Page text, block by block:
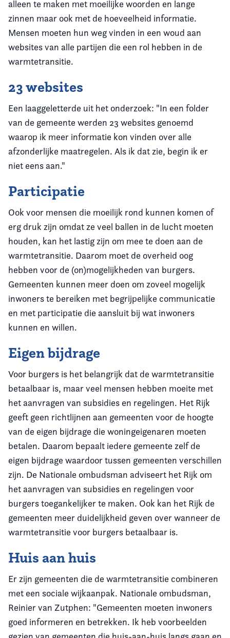
alleen te maken met moeilijke woorden en lange
zinnen maar ook met de hoeveelheid informatie.
Mensen moeten hun weg vinden in een woud aan
websites van alle partijen die een rol hebben in de
warmtetransitie.
23 websites
Een laaggeletterde uit het onderzoek: "In een folder
van de gemeente werden 23 websites genoemd
waarop ik meer informatie kon vinden over alle
afzonderlijke maatregelen. Als ik dat zie, begin ik er
niet eens aan."
Participatie
Ook voor mensen die moeilijk rond kunnen komen of
erg druk zijn omdat ze veel ballen in de lucht moeten
houden, kan het lastig zijn om mee te doen aan de
warmtetransitie. Daarom moet de overheid oog
hebben voor de (on)mogelijkheden van burgers.
Gemeenten kunnen meer doen om zoveel mogelijk
inwoners te bereiken met begrijpelijke communicatie
en met participatie die aansluit bij wat inwoners
kunnen en willen.
Eigen bijdrage
Voor burgers is het belangrijk dat de warmtetransitie
betaalbaar is, maar veel mensen hebben moeite met
het aanvragen van subsidies en regelingen. Het Rijk
geeft geen richtlijnen aan gemeenten voor de hoogte
van de eigen bijdrage die woningeigenaren moeten
betalen. Daarom bepaalt iedere gemeente zelf de
eigen bijdrage waardoor tussen gemeenten verschillen
zijn. De Nationale ombudsman adviseert het Rijk om
het aanvragen van subsidies en regelingen voor
burgers toegankelijker te maken. Ook kan het Rijk de
gemeenten meer duidelijkheid geven over wanneer de
warmtetransitie voor burgers betaalbaar is.
Huis aan huis
Er zijn gemeenten die de warmtetransitie combineren
met een sociale wijkaanpak. Nationale ombudsman,
Reinier van Zutphen: "Gemeenten moeten inwoners
goed informeren en betrekken. Ik heb voorbeelden